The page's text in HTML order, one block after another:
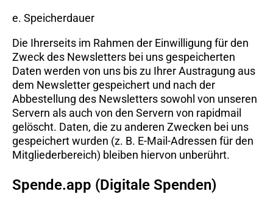
e. Speicherdauer
Die Ihrerseits im Rahmen der Einwilligung für den
Zweck des Newsletters bei uns gespeicherten
Daten werden von uns bis zu Ihrer Austragung aus
dem Newsletter gespeichert und nach der
Abbestellung des Newsletters sowohl von unseren
Servern als auch von den Servern von rapidmail
gelöscht. Daten, die zu anderen Zwecken bei uns
gespeichert wurden (z. B. E-Mail-Adressen für den
Mitgliederbereich) bleiben hiervon unberührt.
Spende.app (Digitale Spenden)